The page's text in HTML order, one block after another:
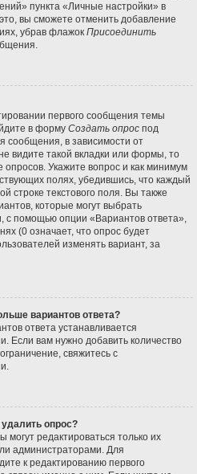
пункта «Личные настройки» в
вы сможете отменить добавление
убрав флажок Присоединить
первого сообщения темы
в форму Создать опрос под
сообщения, в зависимости от
видите такой вкладки или формы, то
Укажите вопрос и как минимум
полях, убедившись, что каждый
строке текстового поля. Вы также
которые могут выбрать
с помощью опции «Вариантов ответа»,
(0 означает, что опрос будет
изменять вариант, за
вариантов ответа?
ответа устанавливается
Если вам нужно добавить количество
свяжитесь с
опрос?
могут редактироваться только их
администраторами. Для
к редактированию первого